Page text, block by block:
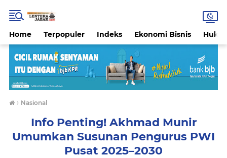
Home Terpopuler Indeks Ekonomi Bisnis
› Nasional
Info Penting! Akhmad Munir
Umumkan Susunan Pengurus PWI
Pusat 2025–2030